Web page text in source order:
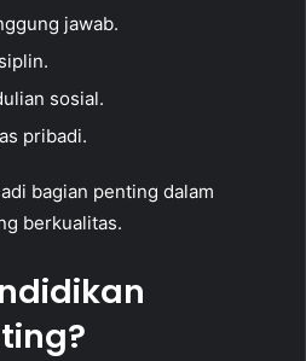
jawab.
sosial.
pribadi.
bagian penting dalam
berkualitas.